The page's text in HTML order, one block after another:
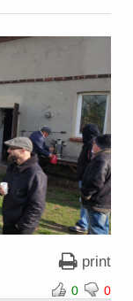
print
0 0